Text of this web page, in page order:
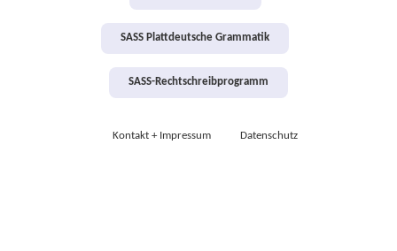
SASS Plattdeutsche Grammatik
SASS-Rechtschreibprogramm
Kontakt + Impressum Datenschutz